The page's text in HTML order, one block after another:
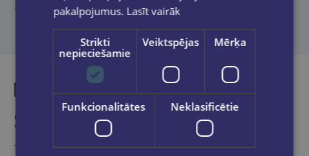
130 dienu gūsta laika pavadījis karcerī.
Similar products
Take a look
pakalpojumus. Lasīt vairāk
Strikti
nepieciešamie
Veiktspējas Mērķa
Funkcionalitātes Neklasificētie